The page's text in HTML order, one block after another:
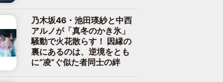
乃木坂46・池田瑛紗と中西
アルノが「真冬のかき氷」
騒動で火花散らす！ 因縁の
裏にあるのは、逆境をとも
に“凌”ぐ似た者同士の絆